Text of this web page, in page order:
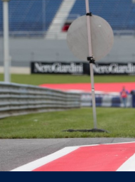
News
Events